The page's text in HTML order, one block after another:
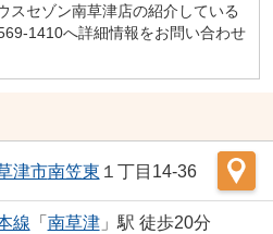
スセゾン南草津店の紹介している
1410へ詳細情報をお問い合わせ
津市南笠東 １丁目14-36
線 「 南草津」駅 徒歩20分